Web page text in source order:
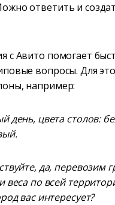
ответить и
с Авито помогает
вопросы. Для
например:
день, цвета столов:
да, перевозим
веса по всей
вас интересует?